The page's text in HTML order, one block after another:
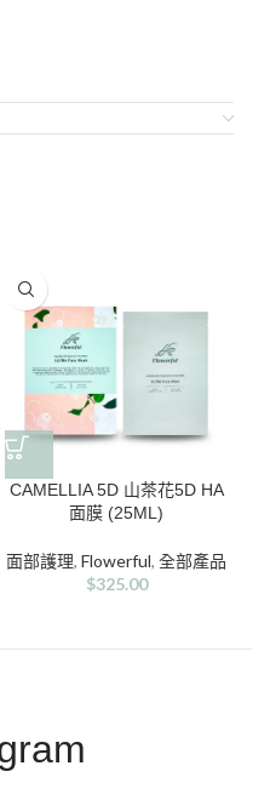
CAMELLIA 5D 山茶花5D HA
面膜 (25ML)
面部護理, Flowerful, 全部產品
$325.00